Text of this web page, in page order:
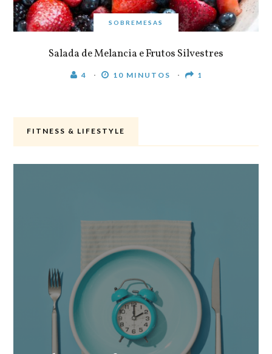
SOBREMESAS
Salada de Melancia e Frutos Silvestres
4 10 MINUTOS 1
FITNESS & LIFESTYLE